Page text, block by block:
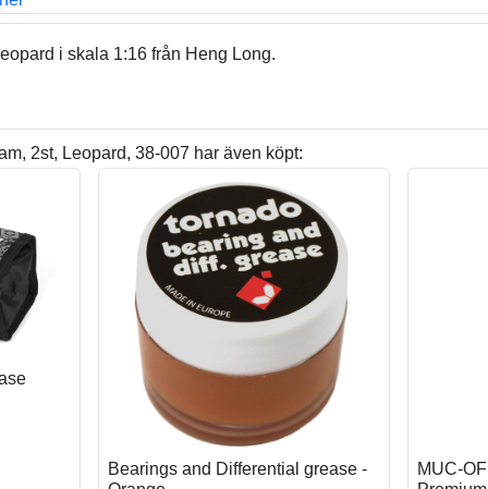
i skala 1:16 från Heng Long.
2st, Leopard, 38-007 har även köpt:
Bearings and Differential grease -
MUC-